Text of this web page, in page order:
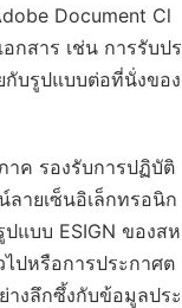
Document Cl
กสาร เช่น การรับปร
กับรูปแบบต่อที่นั่งของ
าค รองรับการปฏิบัติ
ายเซ็นอิเล็กทรอนิก
แบบ ESIGN ของสห
ปหรือการประกาศต
างลึกซึ้งกับข้อมูลประ